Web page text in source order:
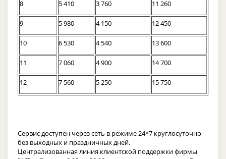
8 5 410 3 760 11 260
9 5 980 4 150 12 450
10 6 530 4 540 13 600
11 7 060 4 900 14 700
12 7 560 5 250 15 750
Сервис доступен через сеть в режиме 24*7 круглосуточно
без выходных и праздничных дней.
Централизованная линия клиентской поддержки фирмы